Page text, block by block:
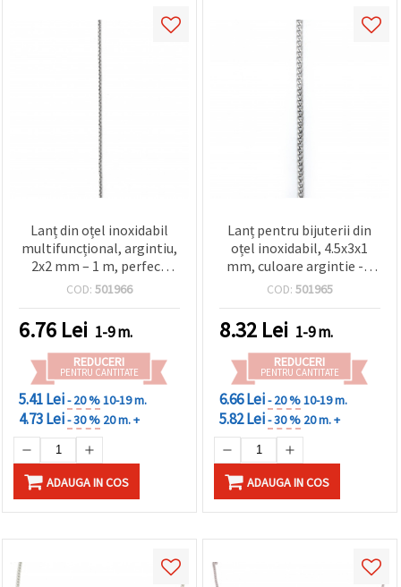
Lanț din oțel inoxidabil
multifuncțional, argintiu,
2x2 mm – 1 m, perfect
pentru bijuterii, DIY și
handmade
COD: 501966
6.76 Lei 1-9 m.
REDUCERI
PENTRU CANTITATE
5.41 Lei- 20 %10-19 m.
4.73 Lei- 30 % 20 m. +
ADAUGA IN COS
Lanț pentru bijuterii din
oțel inoxidabil, 4.5x3x1
mm, culoare argintie - 1
metru
COD: 501965
8.32 Lei 1-9 m.
REDUCERI
PENTRU CANTITATE
6.66 Lei- 20 %10-19 m.
5.82 Lei- 30 % 20 m. +
ADAUGA IN COS